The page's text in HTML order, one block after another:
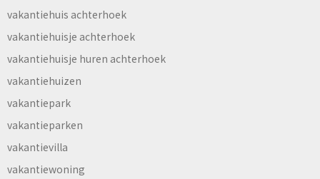
vakantiehuis achterhoek
vakantiehuisje achterhoek
vakantiehuisje huren achterhoek
vakantiehuizen
vakantiepark
vakantieparken
vakantievilla
vakantiewoning